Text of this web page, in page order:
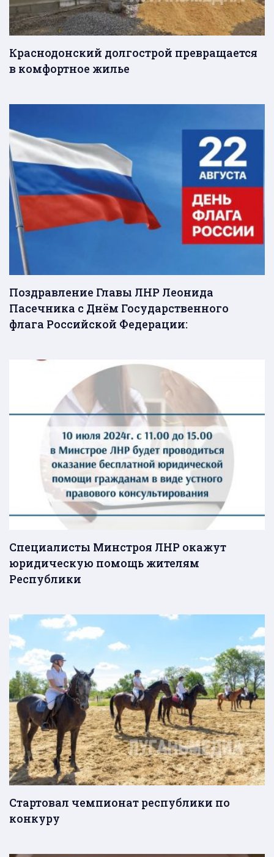
Краснодонский долгострой превращается
в комфортное жилье
Поздравление Главы ЛНР Леонида
Пасечника с Днём Государственного
флага Российской Федерации:
Специалисты Минстроя ЛНР окажут
юридическую помощь жителям
Республики
Стартовал чемпионат республики по
конкуру